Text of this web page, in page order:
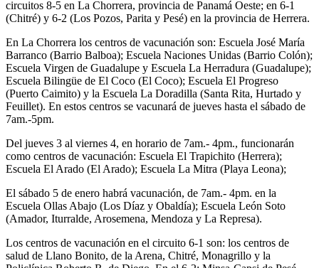
circuitos 8-5 en La Chorrera, provincia de Panamá Oeste; en 6-1
(Chitré) y 6-2 (Los Pozos, Parita y Pesé) en la provincia de Herrera.
En La Chorrera los centros de vacunación son: Escuela José María
Barranco (Barrio Balboa); Escuela Naciones Unidas (Barrio Colón);
Escuela Virgen de Guadalupe y Escuela La Herradura (Guadalupe);
Escuela Bilingüe de El Coco (El Coco); Escuela El Progreso
(Puerto Caimito) y la Escuela La Doradilla (Santa Rita, Hurtado y
Feuillet). En estos centros se vacunará de jueves hasta el sábado de
7am.-5pm.
Del jueves 3 al viernes 4, en horario de 7am.- 4pm., funcionarán
como centros de vacunación: Escuela El Trapichito (Herrera);
Escuela El Arado (El Arado); Escuela La Mitra (Playa Leona);
El sábado 5 de enero habrá vacunación, de 7am.- 4pm. en la
Escuela Ollas Abajo (Los Díaz y Obaldía); Escuela León Soto
(Amador, Iturralde, Arosemena, Mendoza y La Represa).
Los centros de vacunación en el circuito 6-1 son: los centros de
salud de Llano Bonito, de la Arena, Chitré, Monagrillo y la